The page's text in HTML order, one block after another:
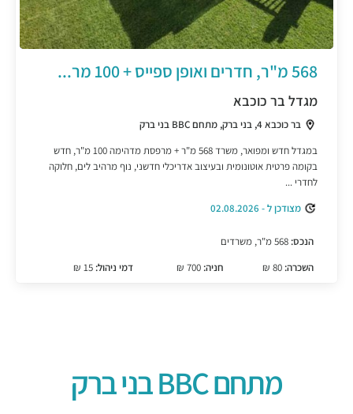
568 מ"ר, חדרים ואופן ספייס + 100 מר...
מגדל בר כוכבא
בר כוכבא 4, בני ברק, מתחם BBC בני ברק
במגדל חדש ומפואר, משרד 568 מ"ר + מרפסת מדהימה 100 מ"ר, חדש
בקומה פרטית אוטונומית ובעיצוב אדריכלי חדשני, נוף מרהיב לים, חלוקה
לחדרי ...
מצודכן ל - 02.08.2026
הנכס:
השכרה:
חניה: 700 ₪ דמי ניהול:
מתחם BBC בני ברק